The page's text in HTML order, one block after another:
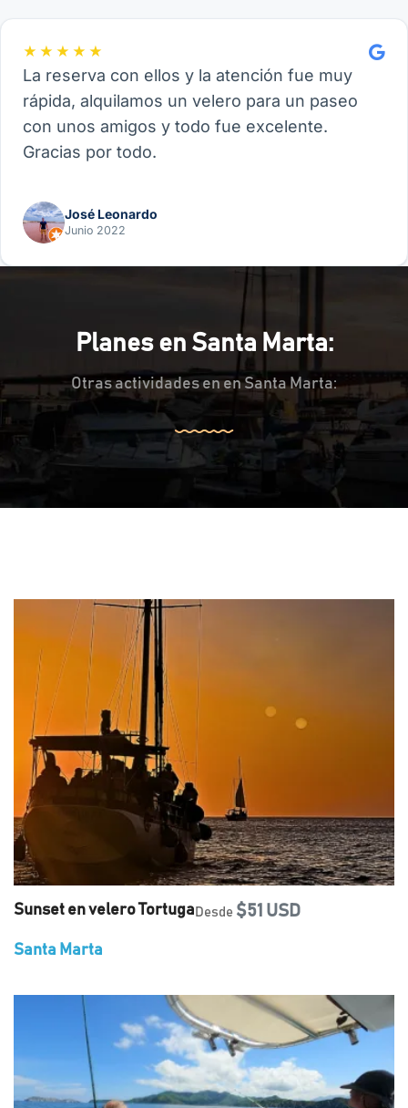
★★★★★
La reserva con ellos y la atención fue muy
rápida, alquilamos un velero para un paseo
con unos amigos y todo fue excelente.
Gracias por todo.
José Leonardo
Junio 2022
Planes en Santa Marta:
Otras actividades en en Santa Marta:
Sunset en velero Tortuga Desde $51 USD
Santa Marta